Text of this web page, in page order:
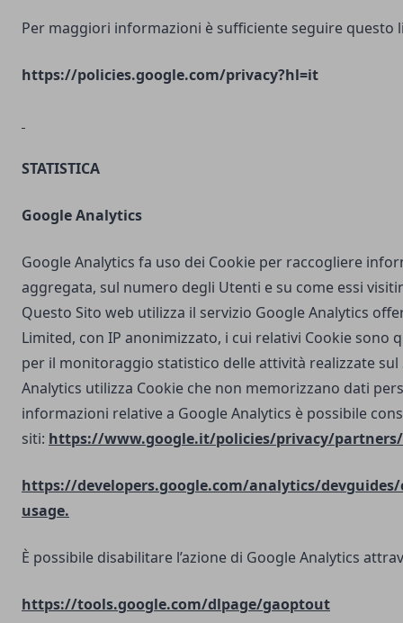
Per maggiori informazioni è sufficiente seguire questo
https://policies.google.com/privacy?hl=it
STATISTICA
Google Analytics
Google Analytics fa uso dei Cookie per raccogliere
aggregata, sul numero degli Utenti e su come essi
Questo Sito web utilizza il servizio Google Analytics
Limited, con IP anonimizzato, i cui relativi Cookie sono
per il monitoraggio statistico delle attività realizzate sul
Analytics utilizza Cookie che non memorizzano dati
informazioni relative a Google Analytics è possibile
siti: https://www.google.it/policies/privacy/partners/
https://developers.google.com/analytics/
usage.
È possibile disabilitare l’azione di Google Analytics
https://tools.google.com/dlpage/gaoptout